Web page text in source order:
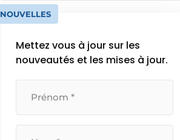
NOUVELLES
Mettez vous à jour sur les
nouveautés et les mises à jour.